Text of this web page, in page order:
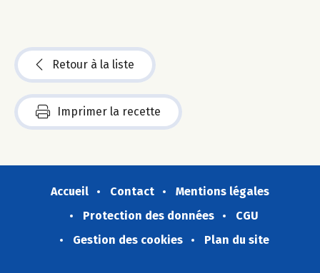
Retour à la liste
Imprimer la recette
Accueil Contact
Mentions légales
Protection des données
CGU
Gestion des cookies
Plan du site